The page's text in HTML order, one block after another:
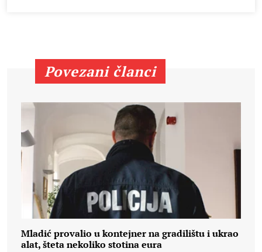
Povezani članci
Mladić provalio u kontejner na gradilištu i ukrao
alat, šteta nekoliko stotina eura